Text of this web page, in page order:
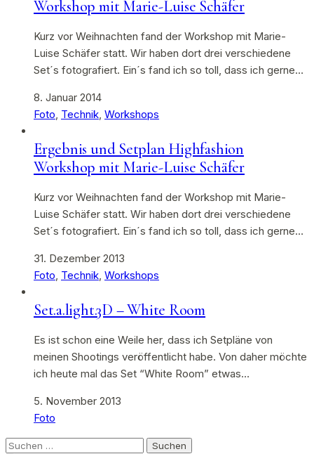
Workshop mit Marie-Luise Schäfer
Kurz vor Weihnachten fand der Workshop mit Marie-
Luise Schäfer statt. Wir haben dort drei verschiedene
Set´s fotografiert. Ein´s fand ich so toll, dass ich gerne…
8. Januar 2014
Foto, Technik, Workshops
Ergebnis und Setplan Highfashion
Workshop mit Marie-Luise Schäfer
Kurz vor Weihnachten fand der Workshop mit Marie-
Luise Schäfer statt. Wir haben dort drei verschiedene
Set´s fotografiert. Ein´s fand ich so toll, dass ich gerne…
31. Dezember 2013
Foto, Technik, Workshops
Set.a.light.3D – White Room
Es ist schon eine Weile her, dass ich Setpläne von
meinen Shootings veröffentlicht habe. Von daher möchte
ich heute mal das Set “White Room” etwas…
5. November 2013
Foto
Suchen